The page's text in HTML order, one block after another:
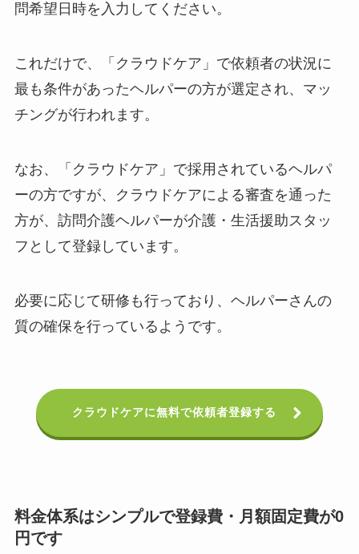
問希望日時を入力してください。
これだけで、「クラウドケア」で依頼者の状況に
最も条件があったヘルパーの方が選定され、マッ
チングが行われます。
なお、「クラウドケア」で採用されているヘルパ
ーの方ですが、クラウドケアによる審査を通った
方が、訪問介護ヘルパーが介護・生活援助スタッ
フとして登録しています。
必要に応じて研修も行っており、ヘルパーさんの
質の確保を行っているようです。
クラウドケアに無料で依頼者登録する
料金体系はシンプルで登録費・月額固定費が0
円です